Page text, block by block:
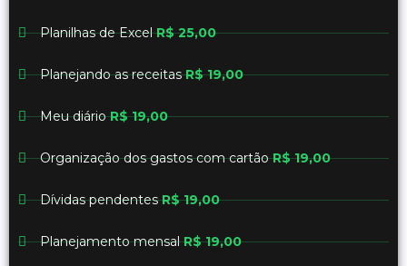
Planilhas de ExcelR$ 25,00
Planejando as receitasR$ 19,00
Meu diárioR$ 19,00
Organização dos gastos com cartãoR$ 19,00
Dívidas pendentesR$ 19,00
Planejamento mensalR$ 19,00